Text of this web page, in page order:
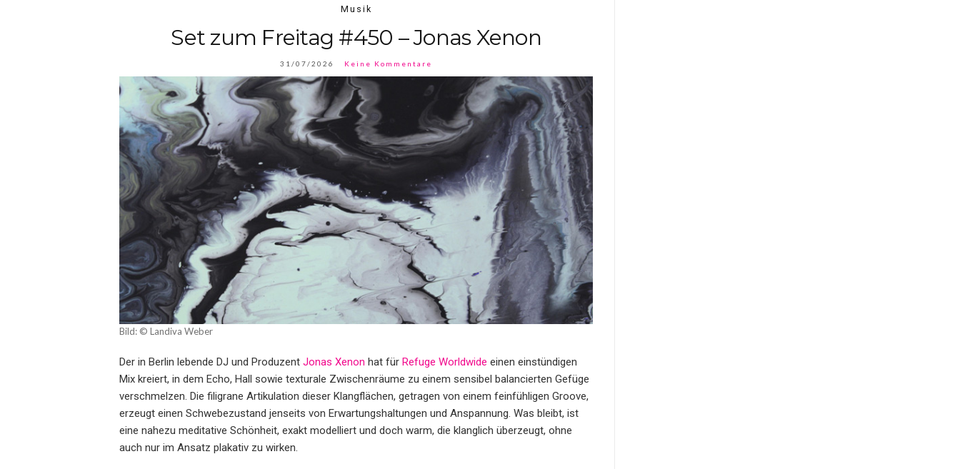
Musik
Set zum Freitag #450 – Jonas Xenon
31/07/2026 Keine Kommentare
Bild: © Landiva Weber
Der in Berlin lebende DJ und Produzent Jonas Xenon hat für Refuge Worldwide einen einstündigen
Mix kreiert, in dem Echo, Hall sowie texturale Zwischenräume zu einem sensibel balancierten Gefüge
verschmelzen. Die filigrane Artikulation dieser Klangflächen, getragen von einem feinfühligen Groove,
erzeugt einen Schwebezustand jenseits von Erwartungshaltungen und Anspannung. Was bleibt, ist
eine nahezu meditative Schönheit, exakt modelliert und doch warm, die klanglich überzeugt, ohne
auch nur im Ansatz plakativ zu wirken.